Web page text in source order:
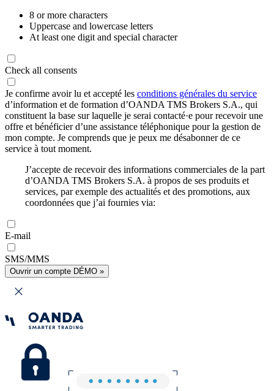
8 or more characters
Uppercase and lowercase letters
At least one digit and special character
Check all consents
Je confirme avoir lu et accepté les conditions générales du service
d’information et de formation d’OANDA TMS Brokers S.A., qui
constituent la base sur laquelle je serai contacté·e pour recevoir une
offre et bénéficier d’une assistance téléphonique pour la gestion de
mon compte. Je comprends que je peux me désabonner de ce
service à tout moment.
J’accepte de recevoir des informations commerciales de la part
d’OANDA TMS Brokers S.A. à propos de ses produits et
services, par exemple des actualités et des promotions, aux
coordonnées que j’ai fournies via:
E-mail
SMS/MMS
Ouvrir un compte DÉMO »